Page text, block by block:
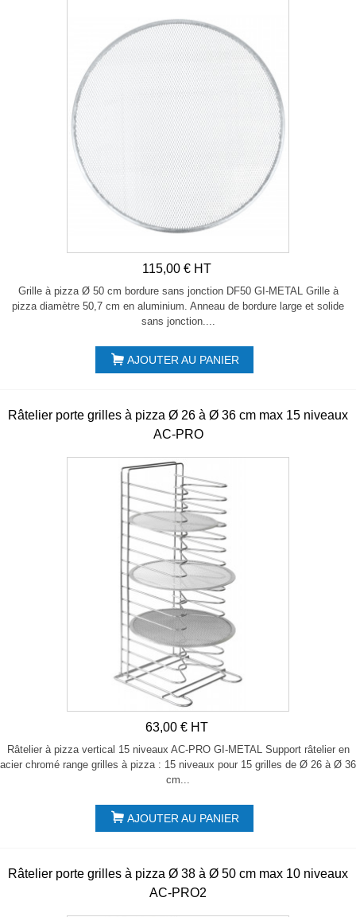
115,00 € HT
Grille à pizza Ø 50 cm bordure sans jonction DF50 GI-METAL Grille à
pizza diamètre 50,7 cm en aluminium. Anneau de bordure large et solide
sans jonction....
AJOUTER AU PANIER
Râtelier porte grilles à pizza Ø 26 à Ø 36 cm max 15 niveaux
AC-PRO
63,00 € HT
Râtelier à pizza vertical 15 niveaux AC-PRO GI-METAL Support râtelier en
acier chromé range grilles à pizza : 15 niveaux pour 15 grilles de Ø 26 à Ø 36
cm...
AJOUTER AU PANIER
Râtelier porte grilles à pizza Ø 38 à Ø 50 cm max 10 niveaux
AC-PRO2